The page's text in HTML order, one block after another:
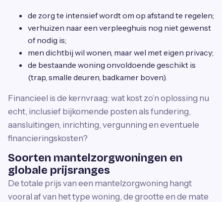
de zorg te intensief wordt om op afstand te regelen;
verhuizen naar een verpleeghuis nog niet gewenst
of nodig is;
men dichtbij wil wonen, maar wel met eigen privacy;
de bestaande woning onvoldoende geschikt is
(trap, smalle deuren, badkamer boven).
Financieel is de kernvraag: wat kost zo’n oplossing nu
echt, inclusief bijkomende posten als fundering,
aansluitingen, inrichting, vergunning en eventuele
financieringskosten?
Soorten mantelzorgwoningen en
globale prijsranges
De totale prijs van een mantelzorgwoning hangt
vooral af van het type woning, de grootte en de mate